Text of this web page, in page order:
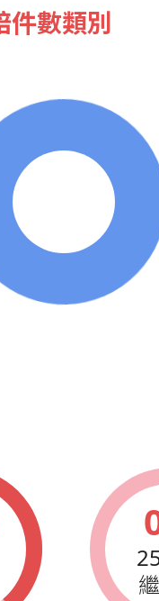
件數類別